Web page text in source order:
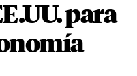
para